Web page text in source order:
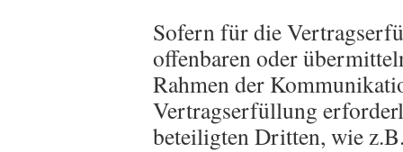
Sofern für die
offenbaren oder
Rahmen der
Vertragserfüllung
beteiligten Dritten, wie